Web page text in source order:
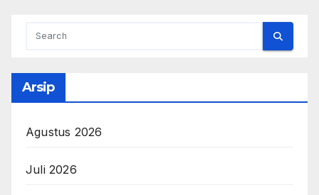
Arsip
Agustus 2026
Juli 2026